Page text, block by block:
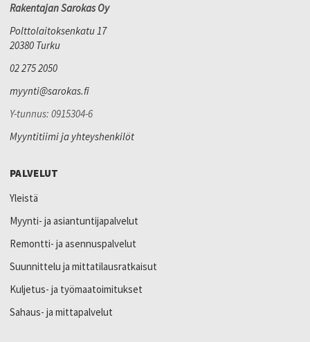
Rakentajan Sarokas Oy
Polttolaitoksenkatu 17
20380 Turku
02 275 2050
myynti@sarokas.fi
Y-tunnus: 0915304-6
Myyntitiimi ja yhteyshenkilöt
PALVELUT
Yleistä
Myynti- ja asiantuntijapalvelut
Remontti- ja asennuspalvelut
Suunnittelu ja mittatilausratkaisut
Kuljetus- ja työmaatoimitukset
Sahaus- ja mittapalvelut